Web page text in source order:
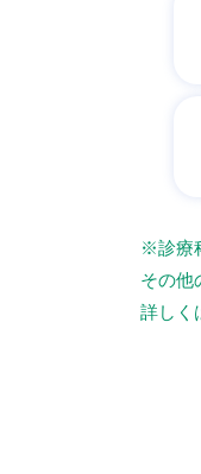
※診療
その他
詳しく